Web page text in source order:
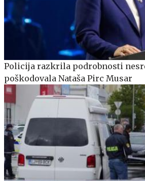
Policija razkrila podrobnosti
poškodovala Nataša Pirc Musar